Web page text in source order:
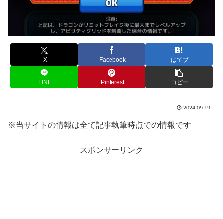
X Facebook はてブ
LINE Pinterest コピー
2024.09.19
※当サイトの情報は全て記事執筆時点での情報です
スポンサーリンク